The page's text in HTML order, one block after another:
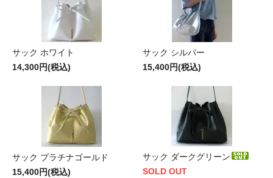
サック ホワイト
14,300円(税込)
サック シルバー
15,400円(税込)
サック プラチナゴールド
15,400円(税込)
サック ダークグリーン
SOLD OUT